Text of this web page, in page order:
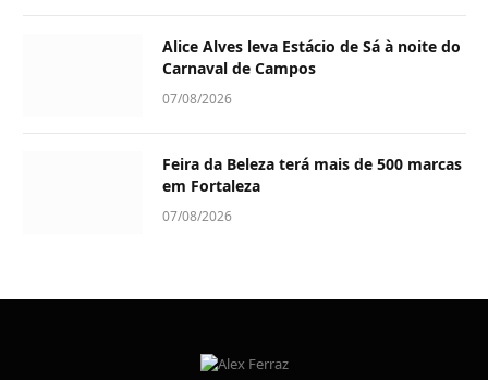
Alice Alves leva Estácio de Sá à noite do
Carnaval de Campos
07/08/2026
Feira da Beleza terá mais de 500 marcas
em Fortaleza
07/08/2026